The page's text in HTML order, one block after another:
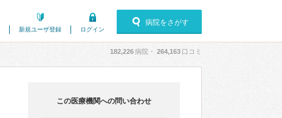
新規ユーザ登録 ログイン
病院をさがす
182,226病院・ 264,163 口コミ
この医療機関への問い合わせ